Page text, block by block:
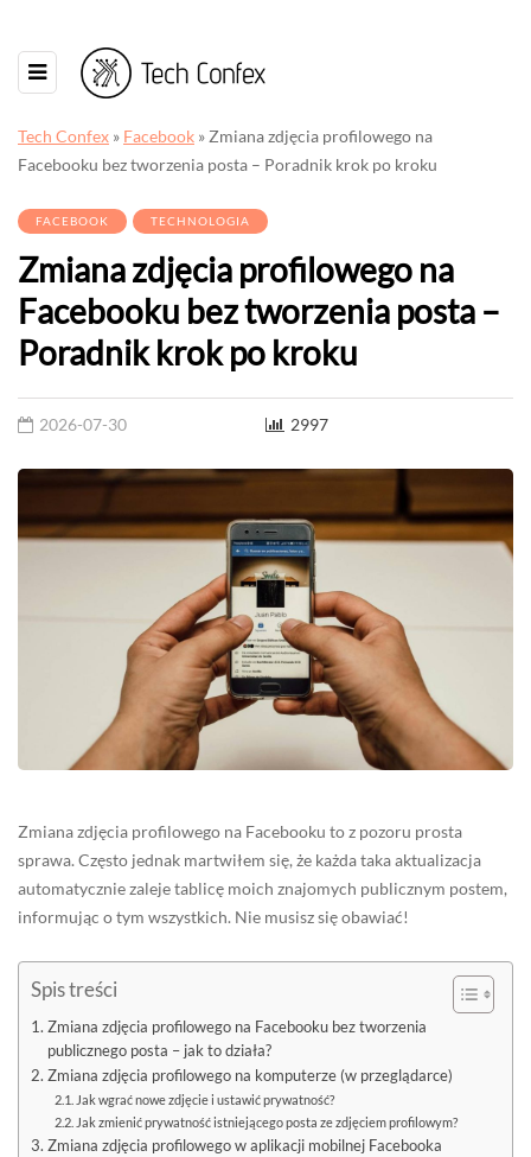
Tech Confex » Facebook » Zmiana zdjęcia profilowego na
Facebooku bez tworzenia posta – Poradnik krok po kroku
FACEBOOK TECHNOLOGIA
Zmiana zdjęcia profilowego na
Facebooku bez tworzenia posta –
Poradnik krok po kroku
2026-07-30 2997
Zmiana zdjęcia profilowego na Facebooku to z pozoru prosta
sprawa. Często jednak martwiłem się, że każda taka aktualizacja
automatycznie zaleje tablicę moich znajomych publicznym postem,
informując o tym wszystkich. Nie musisz się obawiać!
Spis treści
Zmiana zdjęcia profilowego na Facebooku bez tworzenia
publicznego posta – jak to działa?
Zmiana zdjęcia profilowego na komputerze (w przeglądarce)
Jak wgrać nowe zdjęcie i ustawić prywatność?
Jak zmienić prywatność istniejącego posta ze zdjęciem profilowym?
Zmiana zdjęcia profilowego w aplikacji mobilnej Facebooka